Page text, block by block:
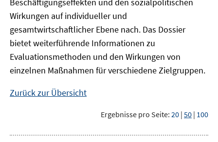
Wirkungen auf individueller und
gesamtwirtschaftlicher Ebene nach. Das Dossier
bietet weiterführende Informationen zu
Evaluationsmethoden und den Wirkungen von
einzelnen Maßnahmen für verschiedene Zielgruppen.
Zurück zur Übersicht
Ergebnisse pro Seite: 20 | 50 | 100